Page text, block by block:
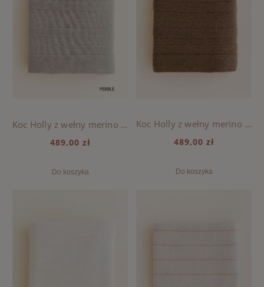
Koc Holly z wełny merino HVID - Pebble
489,00 zł
Do koszyka
Koc Holly z wełny merino HVID - Walnut
489,00 zł
Do koszyka